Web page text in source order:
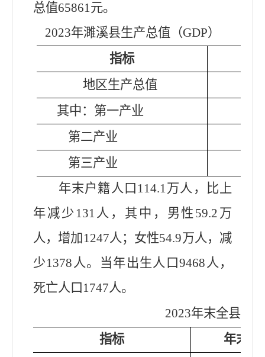
总值65861元。
2023年濉溪县生产总值（GDP）
指标
地区生产总值
其中：第一产业
第二产业
第三产业
年末户籍人口114.1万人，比上
年减少 131人，其中，男性59.2 万
人，增加1247人；女性54.9万人，减
少1378人。当年出生人口9468人，
死亡人口 1747人。
2023年末全县户
指标
年末数